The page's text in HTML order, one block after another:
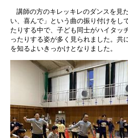
講師の方のキレッキレのダンスを見
い、喜んで」という曲の振り付けをし
たりする中で、子ども同士がハイタッ
ったりする姿が多く見られました。共
を知るよいきっかけとなりました。